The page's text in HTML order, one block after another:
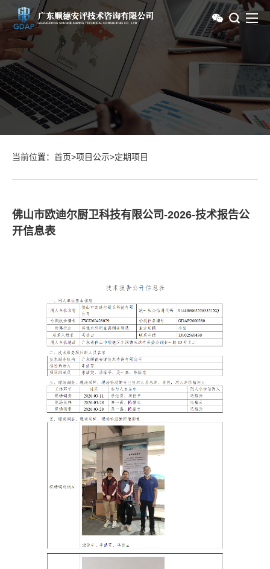
当前位置： 首页>项目公示>定期项目
佛山市欧迪尔厨卫科技有限公司-2026-技术报告公
开信息表